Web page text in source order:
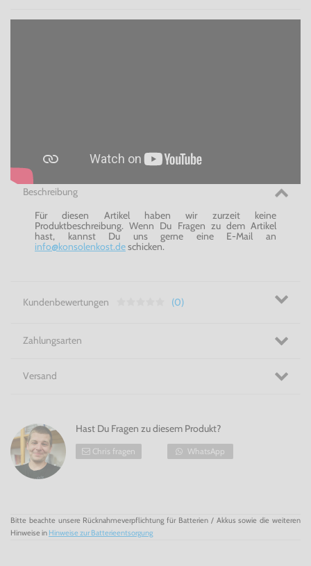
Beschreibung
Für diesen Artikel haben wir zurzeit keine
Produktbeschreibung. Wenn Du Fragen zu dem Artikel
hast, kannst Du uns gerne eine E-Mail an
info@konsolenkost.deschicken.
Kundenbewertungen (0)
Zahlungsarten
Versand
Hast Du Fragen zu diesem Produkt?
Chris fragen WhatsApp
Bitte beachte unsere Rücknahmeverpflichtung für Batterien / Akkus sowie die weiteren
Hinweise in Hinweise zur Batterieentsorgung